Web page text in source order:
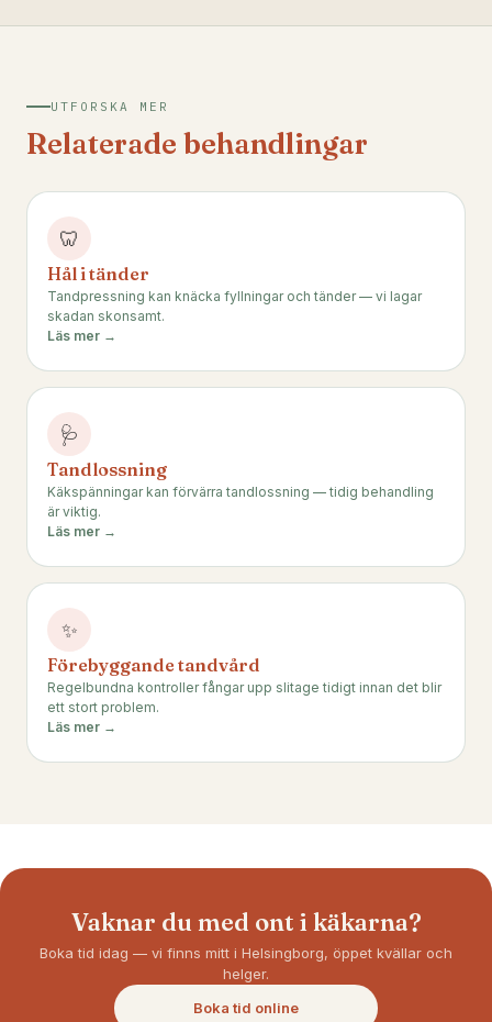
UTFORSKA MER
Relaterade behandlingar
🦷
Hål i tänder
Tandpressning kan knäcka fyllningar och tänder — vi lagar
skadan skonsamt.
Läs mer →
🩺
Tandlossning
Käkspänningar kan förvärra tandlossning — tidig behandling
är viktig.
Läs mer →
✨
Förebyggande tandvård
Regelbundna kontroller fångar upp slitage tidigt innan det blir
ett stort problem.
Läs mer →
Vaknar du med ont i käkarna?
Boka tid idag — vi finns mitt i Helsingborg, öppet kvällar och
helger.
Boka tid online